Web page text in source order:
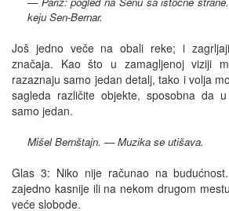
keju Sen-Bernar.
Još jedno veče na obali reke; i
značaja. Kao što u zamagljenoj viziji
razaznaju samo jedan detalj, tako i volja
sagleda različite objekte, sposobna da
samo jedan.
Mišel Bernštajn. — Muzika se utišava.
Glas 3: Niko nije računao na
zajedno kasnije ili na nekom drugom
veće slobode.